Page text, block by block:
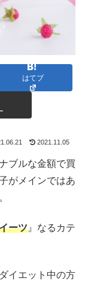
はてブ
2021.11.05
ブルな金額で買
がメインではあ
ーツ 』なるカテ
イエット中の方